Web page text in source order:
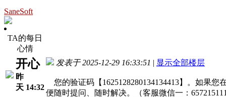
SaneSoft
TA的每日
心情
开心
昨
天 14:32
发表于 2025-12-29 16:33:51 | 显示全部楼层
您的验证码【1625128280134134413】。如果
便随时提问、随时解决。（客服微信一：